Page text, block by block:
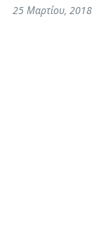
25 Μαρτίου, 2018